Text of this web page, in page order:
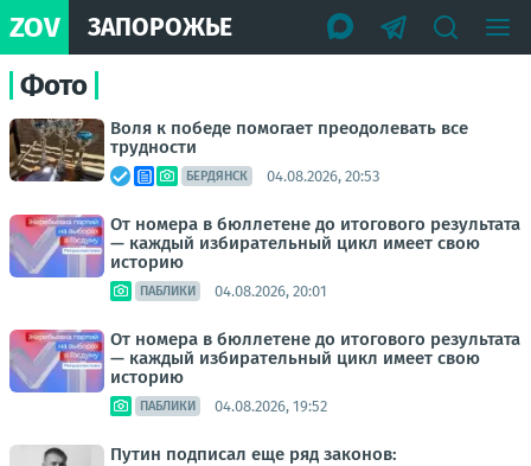
ZOV ЗАПОРОЖЬЕ
Фото
Воля к победе помогает преодолевать все
трудности
БЕРДЯНСК 04.08.2026, 20:53
От номера в бюллетене до итогового результата
— каждый избирательный цикл имеет свою
историю
ПАБЛИКИ 04.08.2026, 20:01
От номера в бюллетене до итогового результата
— каждый избирательный цикл имеет свою
историю
ПАБЛИКИ 04.08.2026, 19:52
Путин подписал еще ряд законов: